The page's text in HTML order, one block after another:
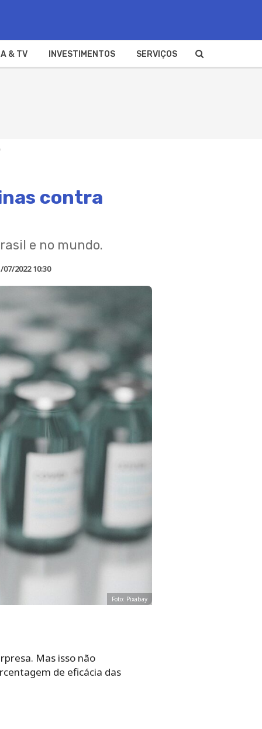
& TV INVESTIMENTOS SERVIÇOS
contra
e no mundo.
07/2022 10:30
Foto: Pixabay
Mas isso não
de eficácia das